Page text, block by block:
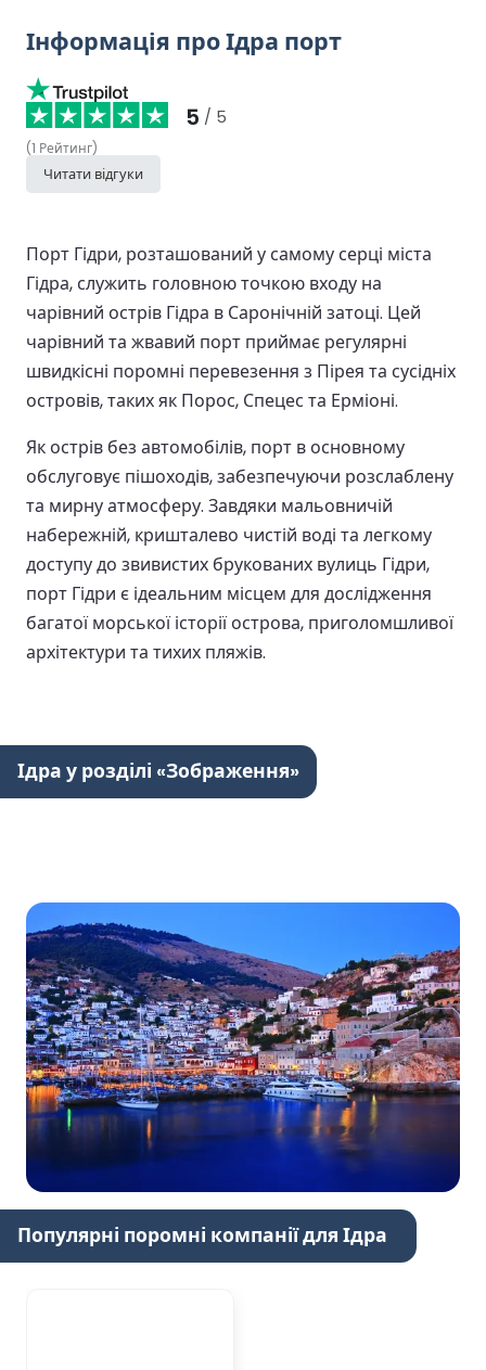
Інформація про Ідра порт
5 / 5
(1 Рейтинг)
Читати відгуки
Порт Гідри, розташований у самому серці міста
Гідра, служить головною точкою входу на
чарівний острів Гідра в Саронічній затоці. Цей
чарівний та жвавий порт приймає регулярні
швидкісні поромні перевезення з Пірея та сусідніх
островів, таких як Порос, Спецес та Ерміоні.
Як острів без автомобілів, порт в основному
обслуговує пішоходів, забезпечуючи розслаблену
та мирну атмосферу. Завдяки мальовничій
набережній, кришталево чистій воді та легкому
доступу до звивистих брукованих вулиць Гідри,
порт Гідри є ідеальним місцем для дослідження
багатої морської історії острова, приголомшливої
архітектури та тихих пляжів.
Ідра у розділі «Зображення»
Популярні поромні компанії для Ідра